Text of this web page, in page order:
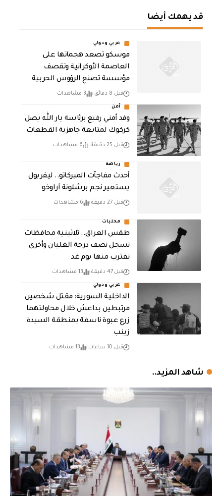
قد يهمك أيضا
عربي ودولي
موسكو تصعد هجماتها على
العاصمة الأوكرانية وتقصف
مؤسسة تصنع الرؤوس الحربية
قبل 8 دقائق 3 مشاهدات
أمن
وفد أمني رفيع برئاسة يار الله يصل
كركوك لمتابعة جاهزية القطعات
قبل 25 دقيقة 6 مشاهدات
رياضة
أحدث مفاجآت الميركاتو.. ليفربول
يستعير نجم برشلونة أراوخو
قبل 27 دقيقة 6 مشاهدات
محليات
طقس العراق.. ثلاثينية محافظات
تسجل نصف درجة الغليان وأخرى
تقترب منها يوم غد
قبل 47 دقيقة 13 مشاهدات
عربي ودولي
الداخلية السورية: مقتل شخصين
مرتبطين بداعش خلال محاولتهما
زرع عبوة ناسفة بمنطقة السيدة
زينب
قبل 10 ساعات 13 مشاهدات
شاهد المزيد..